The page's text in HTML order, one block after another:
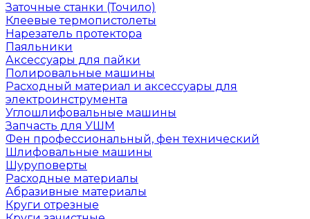
Заточные станки (Точило)
Клеевые термопистолеты
Нарезатель протектора
Паяльники
Аксессуары для пайки
Полировальные машины
Расходный материал и аксессуары для
электроинструмента
Углошлифовальные машины
Запчасть для УШМ
Фен профессиональный, фен технический
Шлифовальные машины
Шуруповерты
Расходные материалы
Абразивные материалы
Круги отрезные